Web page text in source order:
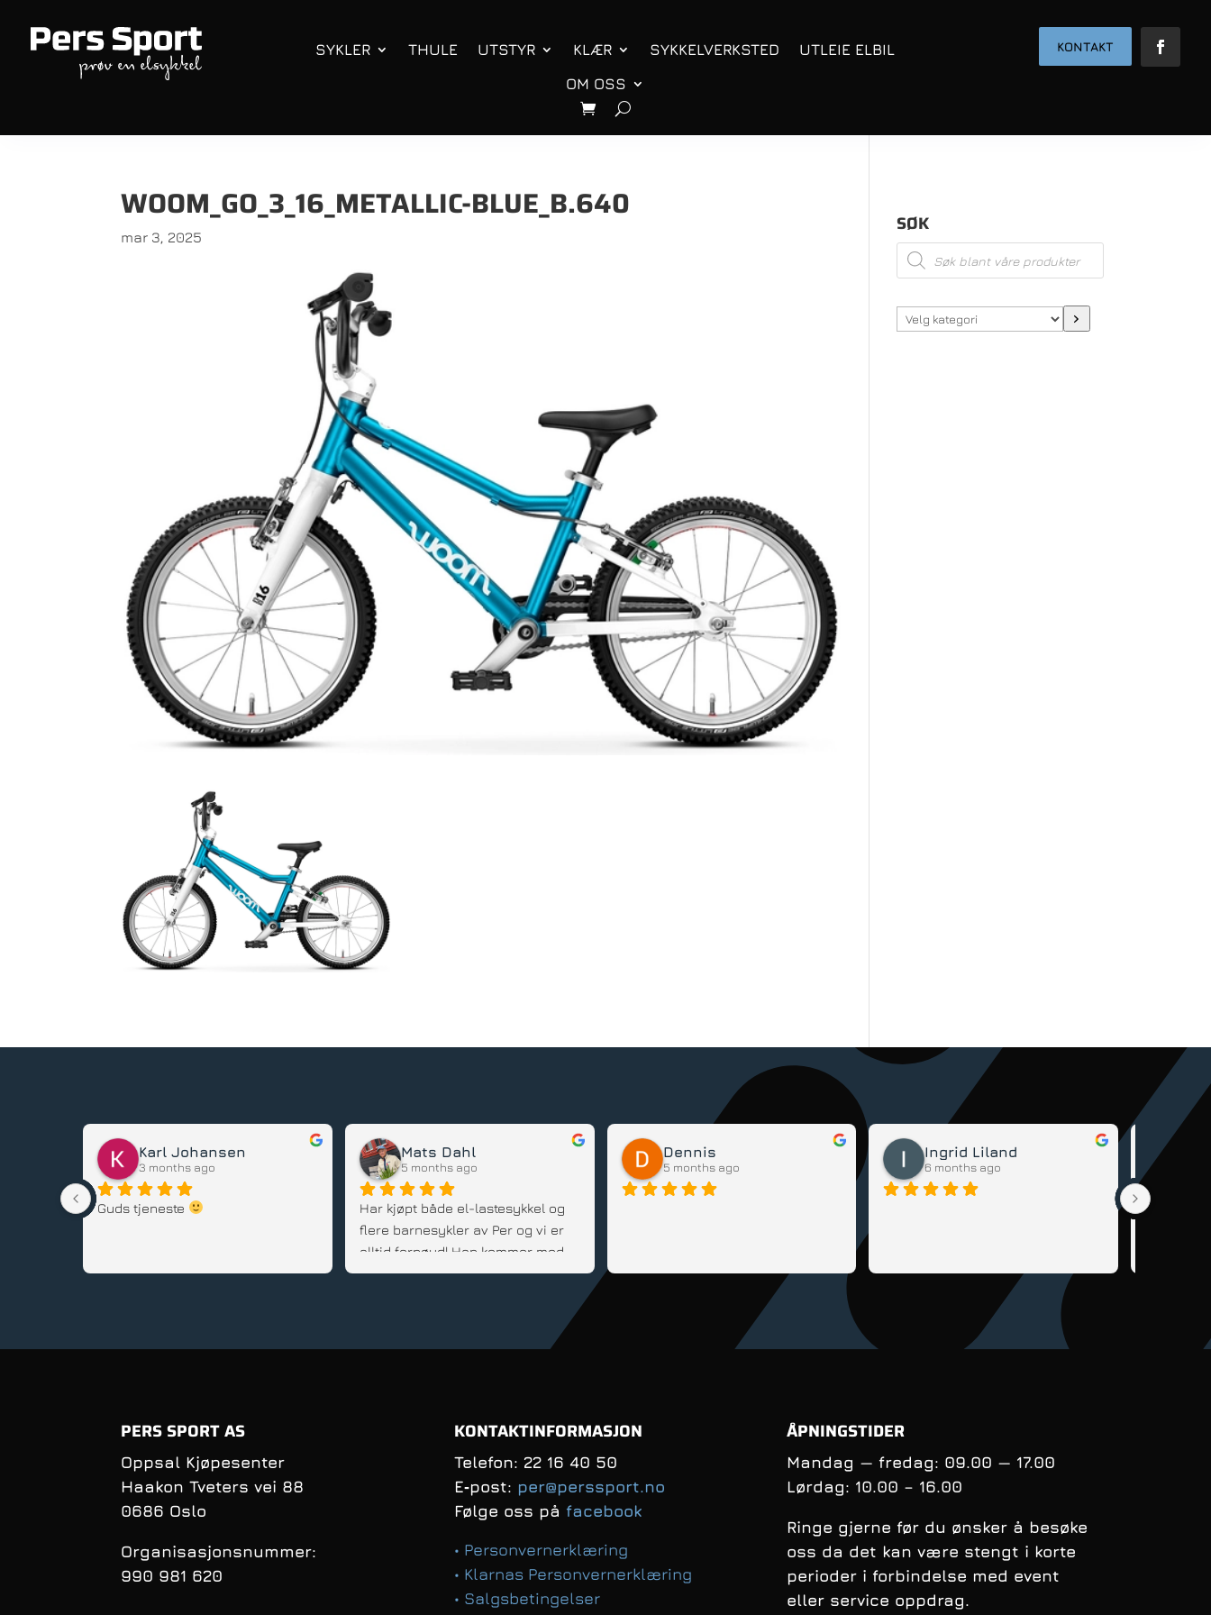
SYKLER THULE UTSTYR KLÆR SYKKELVERKSTED
UTLEIE ELBIL
OM OSS
KONTAKT
WOOM_GO_3_16_METALLIC-BLUE_B.640
mar 3, 2025
SØK
Products
search
Velg
Karl Johansen
3 months ago
Guds tjeneste
Mats Dahl
5 months ago
Har kjøpt både el-lastesykkel og
flere barnesykler av Per og vi er
alltid fornøyd! Han kommer med
gode råd, er fleksibel og veldig
Dennis
5 months ago
Ingrid Liland
6 months ago
Veldig
PERS SPORT AS
Oppsal Kjøpesenter
Haakon Tveters vei 88
0686 Oslo
Organisasjonsnummer:
990 981 620
KONTAKTINFORMASJON
Telefon: 22 16 40 50
E‑post: per@perssport.no
Følge oss på facebook
• Personvernerklæring
• Klarnas Personvernerklæring
• Salgsbetingelser
ÅPNINGSTIDER
Mandag — fredag: 09.00 — 17.00
Lørdag: 10.00 – 16.00
Ringe gjerne før du ønsker å besøke
oss da det kan være stengt i korte
perioder i forbindelse med event
eller service oppdrag.